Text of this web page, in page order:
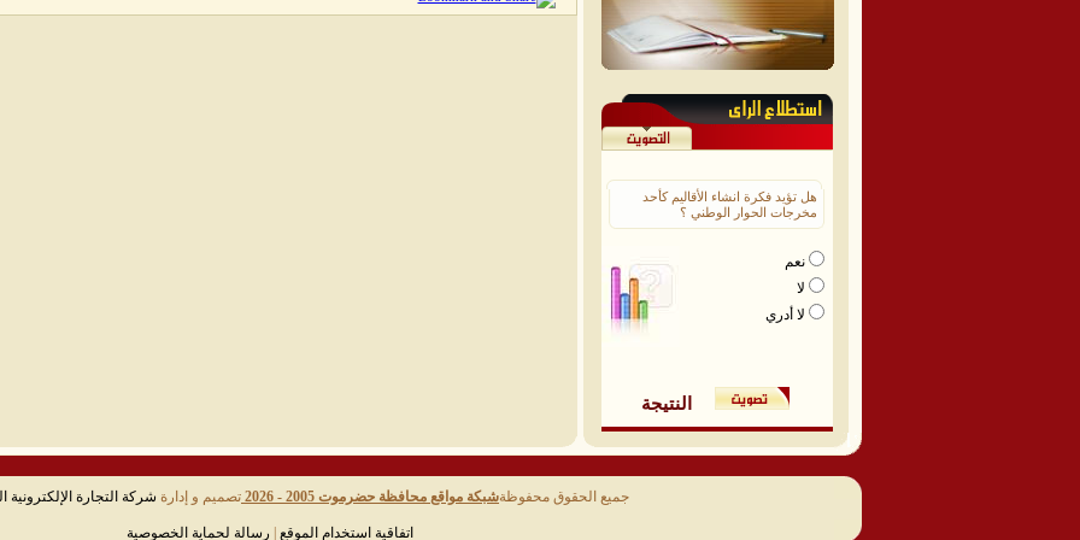
هل تؤيد فكرة انشاء الأقاليم كأحد
مخرجات الحوار الوطني ؟
نعم
لا
لا أدري
النتيجة
جميع الحقوق محفوظةشبكة مواقع محافظة حضرموت 2005 - 2026 تصميم و إدارة شركة التجارة الإلكترونية
اتفاقية استخدام الموقع رسالة لحماية الخصوصية